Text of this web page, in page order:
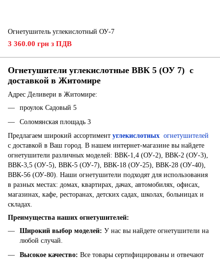
Огнетушитель углекислотный ОУ-7
3 360.00 грн з ПДВ
Огнетушители углекислотные ВВК 5 (ОУ 7) с
доставкой в ​​ Житомире
Адрес Деливери в Житомире:
проулок Садовый 5
Соломянская площадь 3
Предлагаем широкий ассортимент углекислотных огнетушителей
с доставкой в ​​Ваш город. В нашем интернет-магазине вы найдете
огнетушители различных моделей: ВВК-1,4 (ОУ-2), ВВК-2 (ОУ-3),
ВВК-3,5 (ОУ-5), ВВК-5 (ОУ-7), ВВК-18 (ОУ-25), ВВК-28 (ОУ-40),
ВВК-56 (ОУ-80). Наши огнетушители подходят для использования
в разных местах: домах, квартирах, дачах, автомобилях, офисах,
магазинах, кафе, ресторанах, детских садах, школах, больницах и
складах.
Преимущества наших огнетушителей:
Широкий выбор моделей: У нас вы найдете огнетушители на
любой случай.
Высокое качество: Все товары сертифицированы и отвечают